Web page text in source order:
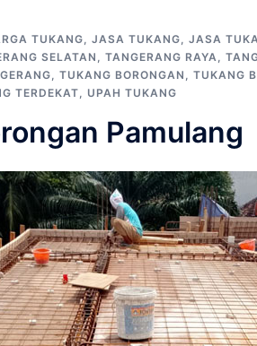
TUKANG, JASA TUKANG, JASA
SELATAN , TANGERANG RAYA,
, TUKANG BORONGAN , TUKANG
TERDEKAT, UPAH TUKANG
Pamulang